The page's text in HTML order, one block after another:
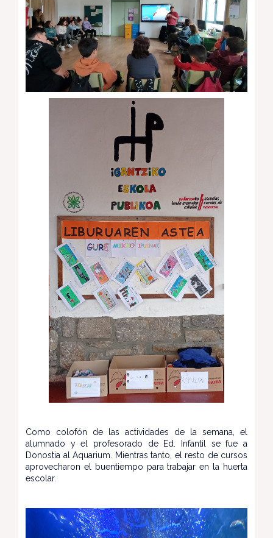
Como colofón de las actividades de la semana, el
alumnado y el profesorado de Ed. Infantil se fue a
Donostia al Aquarium. Mientras tanto, el resto de cursos
aprovecharon el buentiempo para trabajar en la huerta
escolar.